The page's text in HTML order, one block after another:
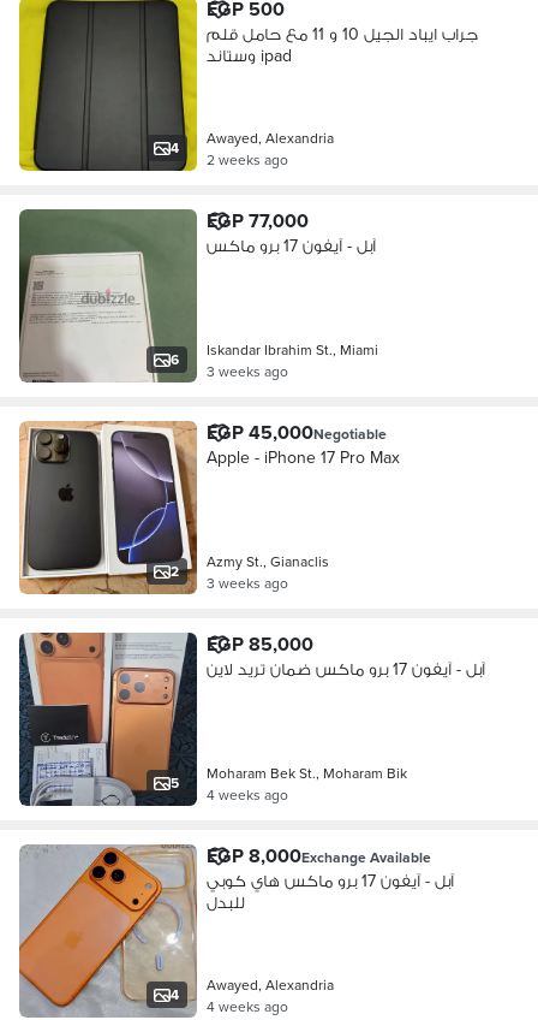
4
EGP 500
جراب ايباد الجيل 10 و 11 مع حامل قلم
وستاند ipad
Awayed, Alexandria
2 weeks ago
6
EGP 77,000
آبل - آيفون 17 برو ماكس
Iskandar Ibrahim St., Miami
3 weeks ago
2
EGP 45,000Negotiable
Apple - iPhone 17 Pro Max
Azmy St., Gianaclis
3 weeks ago
5
EGP 85,000
آبل - آيفون 17 برو ماكس ضمان تريد لاين
Moharam Bek St., Moharam Bik
4 weeks ago
4
EGP 8,000Exchange Available
آبل - آيفون 17 برو ماكس هاي كوبي
للبدل
Awayed, Alexandria
4 weeks ago